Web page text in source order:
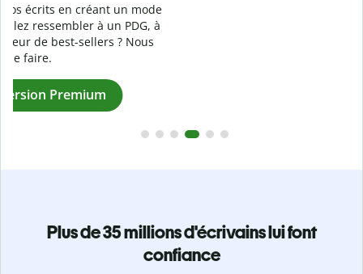
Vérifiez que vos écrits sont 100 % les vôtres grâce au
logiciel anti-plagiat. Analysez votre document en quelques
secondes et identifiez les citations manquantes dans plus
Passez à la version Premium
Plus de 35 millions d'écrivains lui font
confiance